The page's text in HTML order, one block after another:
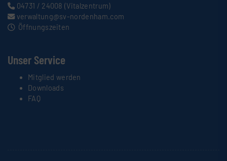
04731 / 24008 (Vitalzentrum)
verwaltung@sv-nordenham.com
Öffnungszeiten
Unser Service
Mitglied werden
Downloads
FAQ